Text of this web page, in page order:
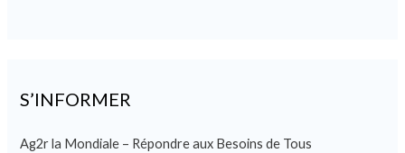
S’INFORMER
Ag2r la Mondiale – Répondre aux Besoins de Tous